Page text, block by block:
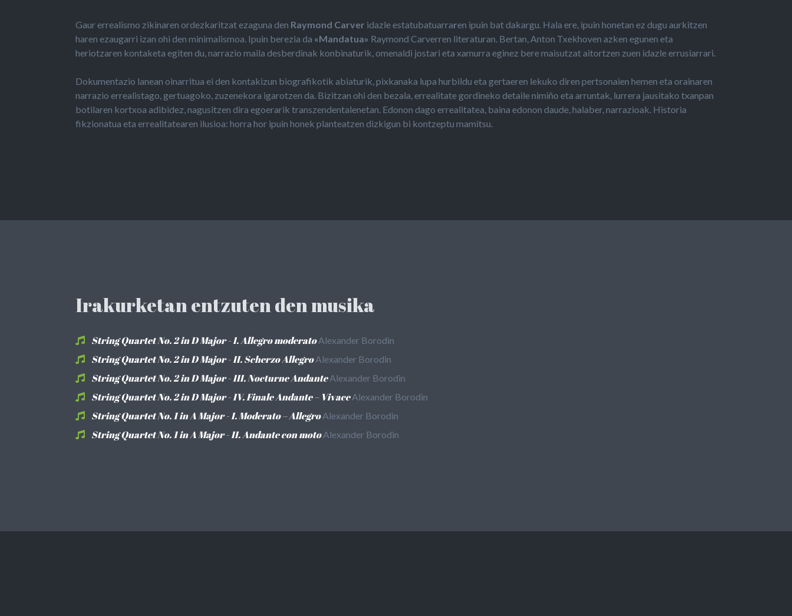
Gaur errealismo zikinaren ordezkaritzat ezaguna den Raymond Carver idazle estatubatuarraren ipuin bat dakargu. Hala ere, ipuin honetan ez dugu aurkitzen
haren ezaugarri izan ohi den minimalismoa. Ipuin berezia da «Mandatua» Raymond Carverren literaturan. Bertan, Anton Txekhoven azken egunen eta
heriotzaren kontaketa egiten du, narrazio maila desberdinak konbinaturik, omenaldi jostari eta xamurra eginez bere maisutzat aitortzen zuen idazle errusiarrari.
Dokumentazio lanean oinarritua ei den kontakizun biografikotik abiaturik, pixkanaka lupa hurbildu eta gertaeren lekuko diren pertsonaien hemen eta orainaren
narrazio errealistago, gertuagoko, zuzenekora igarotzen da. Bizitzan ohi den bezala, errealitate gordineko detaile nimiño eta arruntak, lurrera jausitako txanpan
botilaren kortxoa adibidez, nagusitzen dira egoerarik transzendentalenetan. Edonon dago errealitatea, baina edonon daude, halaber, narrazioak. Historia
fikzionatua eta errealitatearen ilusioa: horra hor ipuin honek planteatzen dizkigun bi kontzeptu mamitsu.
Irakurketan entzuten den musika
String Quartet No. 2 in D Major - I. Allegro moderato Alexander Borodin
String Quartet No. 2 in D Major - II. Scherzo Allegro Alexander Borodin
String Quartet No. 2 in D Major - III. Nocturne Andante Alexander Borodin
String Quartet No. 2 in D Major - IV. Finale Andante – Vivace Alexander Borodin
String Quartet No. 1 in A Major - I. Moderato – Allegro Alexander Borodin
String Quartet No. 1 in A Major - II. Andante con motoAlexander Borodin